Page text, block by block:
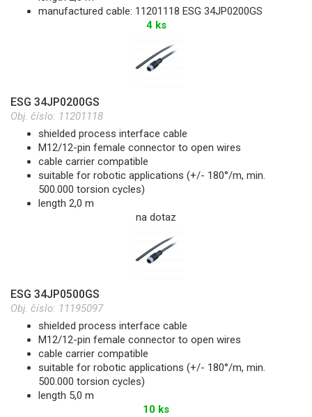
manufactured cable: 11201118 ESG 34JP0200GS
4 ks
ESG 34JP0200GS
Obj. číslo: 11201118
shielded process interface cable
M12/12-pin female connector to open wires
cable carrier compatible
suitable for robotic applications (+/- 180°/m, min.
500.000 torsion cycles)
length 2,0 m
na dotaz
ESG 34JP0500GS
Obj. číslo: 11195097
shielded process interface cable
M12/12-pin female connector to open wires
cable carrier compatible
suitable for robotic applications (+/- 180°/m, min.
500.000 torsion cycles)
length 5,0 m
10 ks